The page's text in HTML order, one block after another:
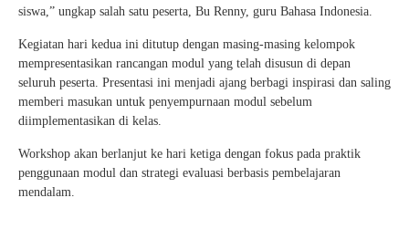
siswa,” ungkap salah satu peserta, Bu Renny, guru Bahasa Indonesia.
Kegiatan hari kedua ini ditutup dengan masing-masing kelompok
mempresentasikan rancangan modul yang telah disusun di depan
seluruh peserta. Presentasi ini menjadi ajang berbagi inspirasi dan saling
memberi masukan untuk penyempurnaan modul sebelum
diimplementasikan di kelas.
Workshop akan berlanjut ke hari ketiga dengan fokus pada praktik
penggunaan modul dan strategi evaluasi berbasis pembelajaran
mendalam.